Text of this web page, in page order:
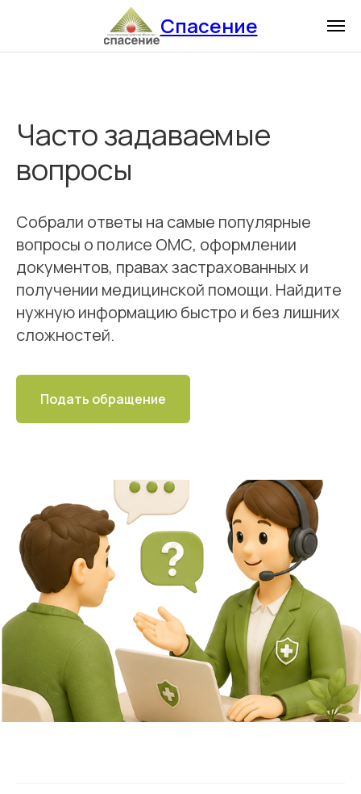
Спасение
Часто задаваемые
вопросы
Собрали ответы на самые популярные
вопросы о полисе ОМС, оформлении
документов, правах застрахованных и
получении медицинской помощи. Найдите
нужную информацию быстро и без лишних
сложностей.
Подать обращение